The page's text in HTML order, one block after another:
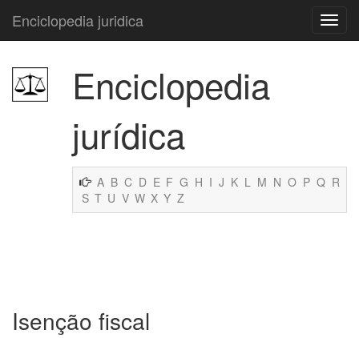
Enciclopedia juridica
Enciclopedia
jurídica
A B C D E F G H I J K L M N O P Q R
S T U V W X Y Z
Isenção fiscal